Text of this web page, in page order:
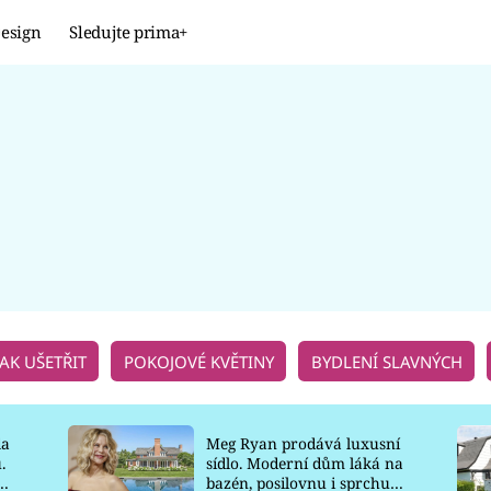
Sledujte prima+
UŠETŘIT POKOJOVÉ KVĚTINY BYDLENÍ SLAVNÝCH
Meg Ryan prodává luxusní
sídlo. Moderní dům láká na
bazén, posilovnu i sprchu